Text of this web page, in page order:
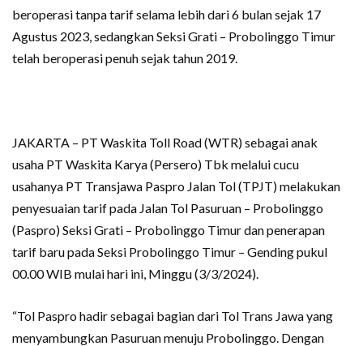
beroperasi tanpa tarif selama lebih dari 6 bulan sejak 17
Agustus 2023, sedangkan Seksi Grati – Probolinggo Timur
telah beroperasi penuh sejak tahun 2019.
JAKARTA – PT Waskita Toll Road (WTR) sebagai anak
usaha PT Waskita Karya (Persero) Tbk melalui cucu
usahanya PT Transjawa Paspro Jalan Tol (TPJT) melakukan
penyesuaian tarif pada Jalan Tol Pasuruan – Probolinggo
(Paspro) Seksi Grati – Probolinggo Timur dan penerapan
tarif baru pada Seksi Probolinggo Timur – Gending pukul
00.00 WIB mulai hari ini, Minggu (3/3/2024).
“Tol Paspro hadir sebagai bagian dari Tol Trans Jawa yang
menyambungkan Pasuruan menuju Probolinggo. Dengan